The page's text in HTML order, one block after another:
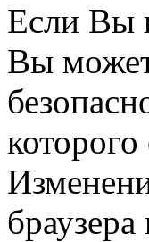
Если Вы
Вы
браузера